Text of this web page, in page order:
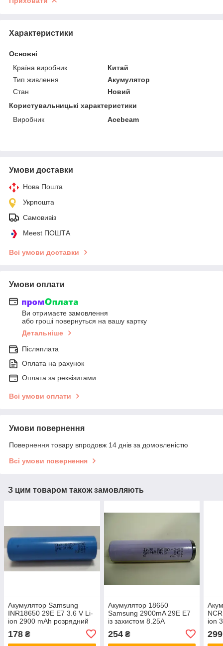
Характеристики
Основні
Країна виробник
Китай
Тип живлення
Акумулятор
Стан
Новий
Користувальницькі характеристики
Виробник
Acebeam
Умови доставки
Нова Пошта
Укрпошта
Самовивіз
Meest ПОШТА
Всі умови доставки
Умови оплати
Ви отримаєте замовлення
або гроші повернуться на вашу картку
Детальніше
Післяплата
Оплата на рахунок
Оплата за реквізитами
Всі умови оплати
Умови повернення
Повернення товару впродовж 14 днів за домовленістю
Всі умови повернення
З цим товаром також замовляють
Акумулятор Samsung
INR18650 29E E7 3.6 V Li-
ion 2900 mAh розрядний
178 ₴
Акумулятор 18650
Samsung 2900mA 29E E7
із захистом 8.25A
254₴
ion
299